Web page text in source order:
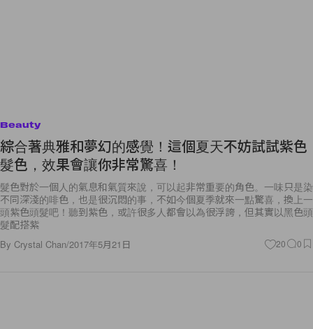
Beauty
綜合著典雅和夢幻的感覺！這個夏天不妨試試紫色
髮色，效果會讓你非常驚喜！
髮色對於一個人的氣息和氣質來說，可以起非常重要的角色。一味只是染
不同深淺的啡色，也是很沉悶的事，不如今個夏季就來一點驚喜，換上一
頭紫色頭髮吧！聽到紫色，或許很多人都會以為很浮誇，但其實以黑色頭
髮配搭紫
By Crystal Chan/2017年5月21日 20 0